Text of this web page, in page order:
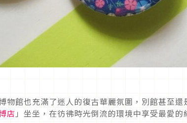
物館也充滿了迷人的復古華麗氛圍，別館甚至
店 」坐坐，在彷彿時光倒流的環境中享受最愛的